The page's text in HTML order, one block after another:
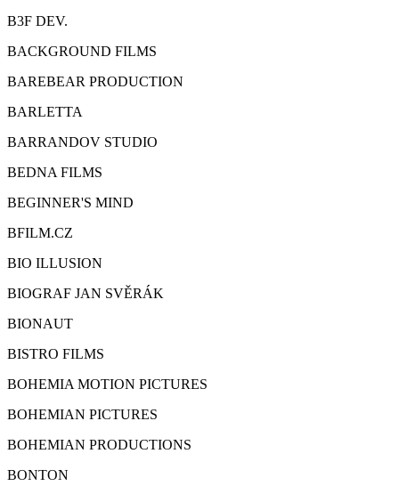
B3F DEV.
BACKGROUND FILMS
BAREBEAR PRODUCTION
BARLETTA
BARRANDOV STUDIO
BEDNA FILMS
BEGINNER'S MIND
BFILM.CZ
BIO ILLUSION
BIOGRAF JAN SVĚRÁK
BIONAUT
BISTRO FILMS
BOHEMIA MOTION PICTURES
BOHEMIAN PICTURES
BOHEMIAN PRODUCTIONS
BONTON